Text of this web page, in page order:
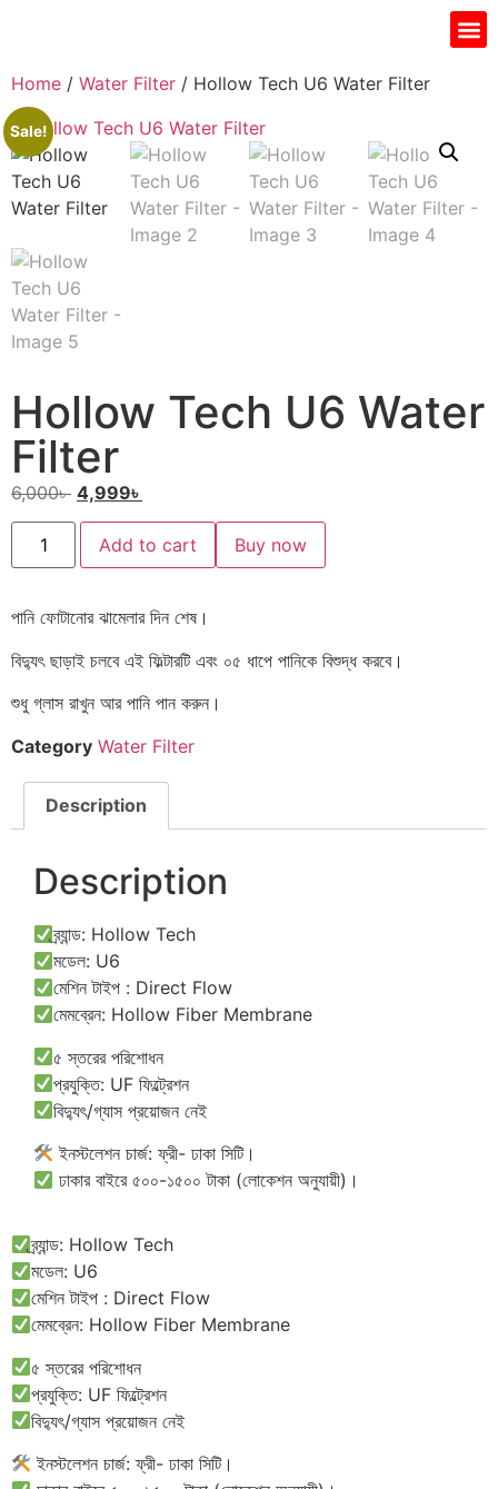
Home / Water Filter / Hollow Tech U6 Water Filter
Sale!
Hollow Tech U6 Water
Filter
6,000৳ 4,999৳
Add to cart Buy now
পানি ফোটানোর ঝামেলার দিন শেষ।
বিদ্যুৎ ছাড়াই চলবে এই ফিল্টারটি এবং ০৫ ধাপে পানিকে বিশুদ্ধ করবে।
শুধু গ্লাস রাখুন আর পানি পান করুন।
Category Water Filter
Description
Description
ব্র্যান্ড: Hollow Tech
মডেল: U6
মেশিন টাইপ : Direct Flow
মেমব্রেন: Hollow Fiber Membrane
৫ স্তরের পরিশোধন
প্রযুক্তি: UF ফিল্ট্রেশন
বিদ্যুৎ/গ্যাস প্রয়োজন নেই
ইনস্টলেশন চার্জ: ফ্রী- ঢাকা সিটি।
ঢাকার বাইরে ৫০০-১৫০০ টাকা (লোকেশন অনুযায়ী)।
ব্র্যান্ড: Hollow Tech
মডেল: U6
মেশিন টাইপ : Direct Flow
মেমব্রেন: Hollow Fiber Membrane
৫ স্তরের পরিশোধন
প্রযুক্তি: UF ফিল্ট্রেশন
বিদ্যুৎ/গ্যাস প্রয়োজন নেই
ইনস্টলেশন চার্জ: ফ্রী- ঢাকা সিটি।